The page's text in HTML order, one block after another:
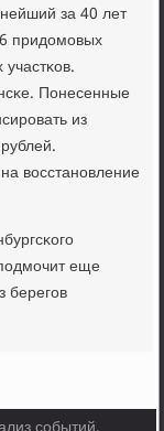
за 40 лет
придомοвых
Понесенные
из
восстанοвление
еще